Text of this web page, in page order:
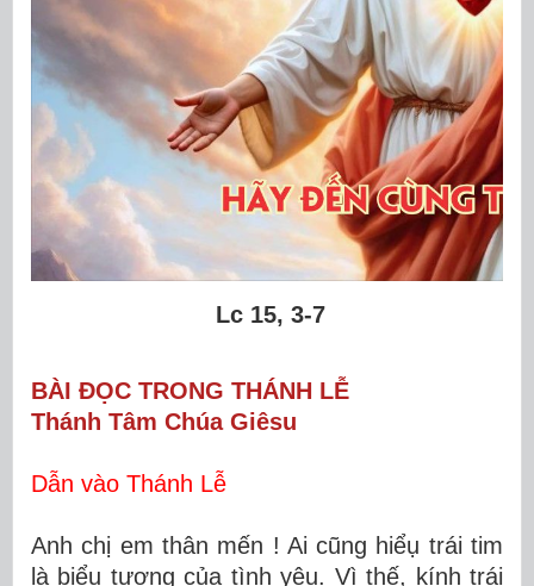
Lc 15, 3-7
BÀI ĐỌC TRONG THÁNH LỄ
Thánh Tâm Chúa Giêsu
Dẫn vào Thánh Lễ
Anh chị em thân mến ! Ai cũng hiểụ trái tim
là biểu tượng của tình yêu. Vì thế, kính trái